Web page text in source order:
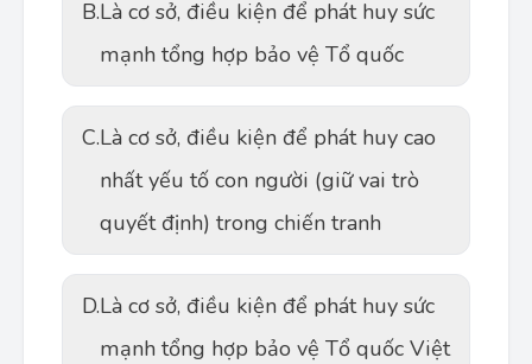
B.Là cơ sở, điều kiện để phát huy sức
mạnh tổng hợp bảo vệ Tổ quốc
C.Là cơ sở, điều kiện để phát huy cao
nhất yếu tố con người (giữ vai trò
quyết định) trong chiến tranh
D.Là cơ sở, điều kiện để phát huy sức
mạnh tổng hợp bảo vệ Tổ quốc Việt